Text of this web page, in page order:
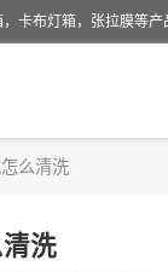
么清洗
洗